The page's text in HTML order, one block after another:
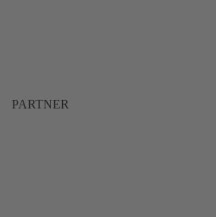
PARTNER